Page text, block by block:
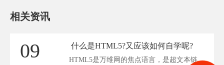
相关资讯
09 什么是HTML5?又应该如何自学呢?
HTML5是万维网的焦点语言，是超文本链